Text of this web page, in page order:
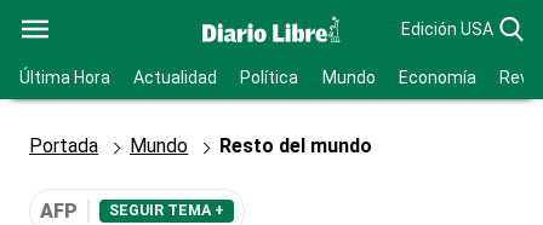
Edición USA
Última Hora Actualidad Política Mundo Economía
Portada Mundo Resto del mundo
AFP SEGUIR TEMA +